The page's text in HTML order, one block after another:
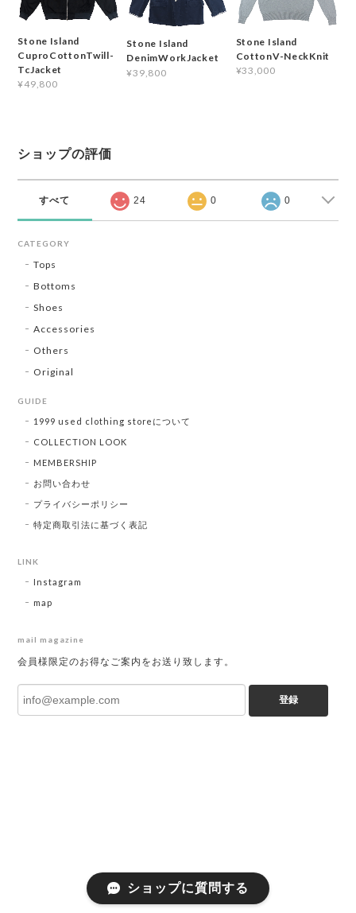
Stone Island
CuproCottonTwill-
TcJacket
¥49,800
Stone Island
DenimWorkJacket
¥39,800
Stone Island
CottonV-NeckKnit
¥33,000
ショップの評価
すべて 24 0 0
CATEGORY
Tops
Bottoms
Shoes
Accessories
Others
Original
GUIDE
1999 used clothing storeについて
COLLECTION LOOK
MEMBERSHIP
お問い合わせ
プライバシーポリシー
特定商取引法に基づく表記
LINK
Instagram
map
mail magazine
会員様限定のお得なご案内をお送り致します。
登録
ショップに質問する